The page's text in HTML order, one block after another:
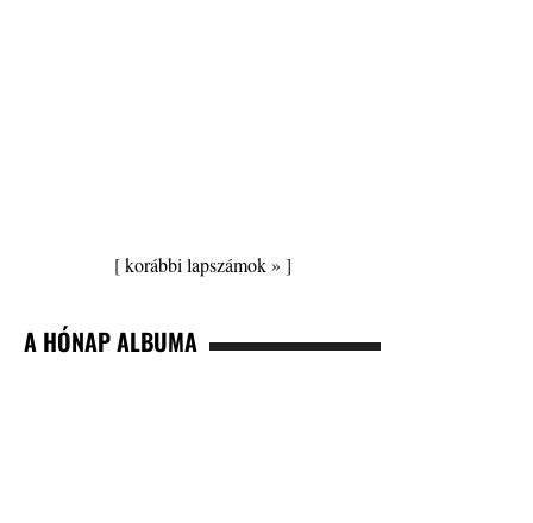
[korábbi lapszámok » ]
A HÓNAP ALBUMA